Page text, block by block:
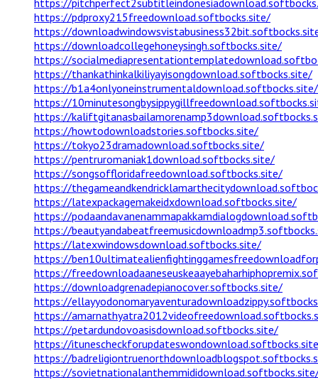
https://pdproxy215freedownload.softbocks.site/
https://
https://downloadcollegehoneysingh.softbocks.site/
https://
https://thankathinkalkiliyayisongdownload.softbocks.site/
https://b1a4onlyoneinstrumentaldownload.softbocks.site/
https://
https://
https://howtodownloadstories.softbocks.site/
https://tokyo23dramadownload.softbocks.site/
https://pentruromaniak1download.softbocks.site/
https://songsoffloridafreedownload.softbocks.site/
https://
https://latexpackagemakeidxdownload.softbocks.site/
https://
https://
https://latexwindowsdownload.softbocks.site/
https://
https://
https://downloadgrenadepianocover.softbocks.site/
https://
https://
https://petardundovoasisdownload.softbocks.site/
https://
https://
https://